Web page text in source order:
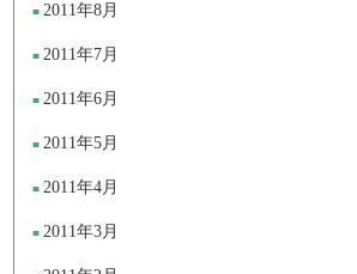
2011年8月
2011年7月
2011年6月
2011年5月
2011年4月
2011年3月